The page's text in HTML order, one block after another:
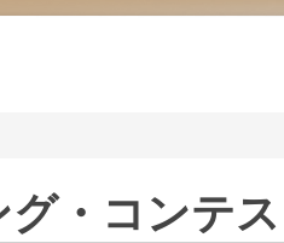
・コンテ